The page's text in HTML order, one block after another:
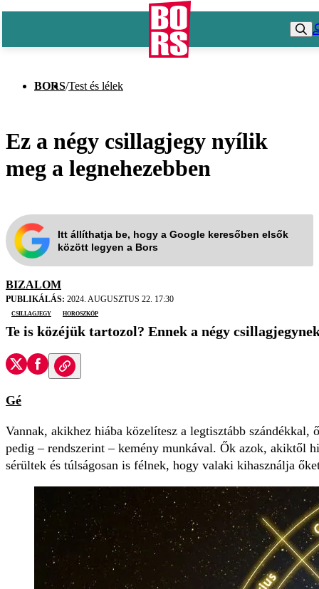
BORS/Test és lélek
Ez a négy csillagjegy nyílik
meg a legnehezebben
Itt állíthatja be, hogy a Google keresőben elsők
között legyen a Bors
BIZALOM
PUBLIKÁLÁS: 2024. AUGUSZTUS 22. 17:30
csillagjegy
horoszkóp
Te is közéjük tartozol? Ennek a négy
Gé
Vannak, akikhez hiába közelítesz a legtisztább
pedig – rendszerint – kemény munkával. Ők azok, akiktől
sérültek és túlságosan is félnek, hogy valaki kihasználja